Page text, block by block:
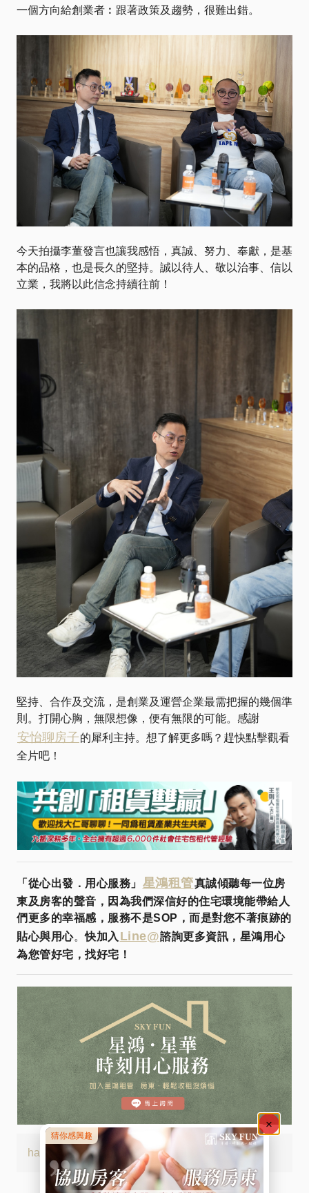
一個方向給創業者︰跟著政策及趨勢，很難出錯。
今天拍攝李董發言也讓我感悟，真誠、努力、奉獻，是基
本的品格，也是長久的堅持。誠以待人、敬以治事、信以
立業，我將以此信念持續往前！
堅持、合作及交流，是創業及運營企業最需把握的幾個準
則。打開心胸，無限想像，便有無限的可能。感謝
安怡聊房子的犀利主持。想了解更多嗎？趕快點擊觀看
全片吧！
「從心出發．用心服務」 星鴻租管真誠傾聽每一位房
東及房客的聲音，因為我們深信好的住宅環境能帶給人
們更多的幸福感，服務不是SOP，而是對您不著痕跡的
貼心與用心。快加入 Line@諮詢更多資訊，星鴻用心
為您管好宅，找好宅！
hashtags: #星鴻專家會客室